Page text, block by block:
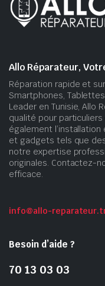
Allo Réparateur,
Réparation rapide et
Smartphones,
Leader en Tunisie, Allo
qualité pour
également
et gadgets tels que
notre expertise
originales. Contactez-
efficace.
info@allo-
Besoin d’aide ?
70 13 03 03